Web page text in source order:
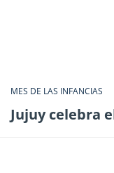
MES DE LAS INFANCIAS
Jujuy celebra